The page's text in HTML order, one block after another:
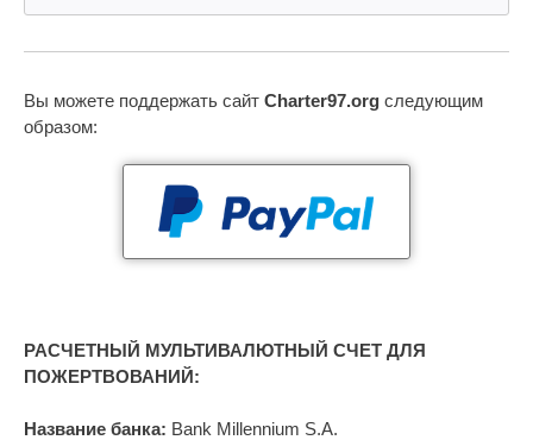
Вы можете поддержать сайт Charter97.org следующим
образом:
РАСЧЕТНЫЙ МУЛЬТИВАЛЮТНЫЙ СЧЕТ ДЛЯ
ПОЖЕРТВОВАНИЙ:
Название банка: Bank Millennium S.A.